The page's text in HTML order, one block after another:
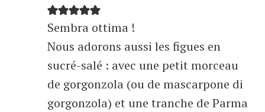
Sembra ottima !
Nous adorons aussi les figues en
sucré-salé : avec une petit morceau
de gorgonzola (ou de mascarpone di
gorgonzola) et une tranche de Parma